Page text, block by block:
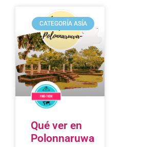
CATEGORÍA ASÍA
Qué ver en
Polonnaruwa